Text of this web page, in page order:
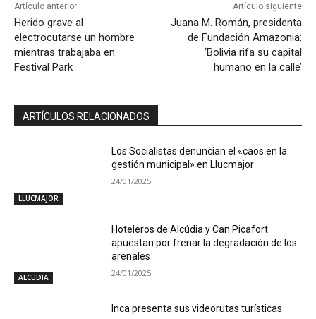
Artículo anterior
Herido grave al
electrocutarse un hombre
mientras trabajaba en
Festival Park
Artículo siguiente
Juana M. Román, presidenta
de Fundación Amazonia:
‘Bolivia rifa su capital
humano en la calle’
ARTÍCULOS RELACIONADOS
LLUCMAJOR
Los Socialistas denuncian el «caos en la
gestión municipal» en Llucmajor
24/01/2025
ALCUDIA
Hoteleros de Alcúdia y Can Picafort
apuestan por frenar la degradación de los
arenales
24/01/2025
Inca presenta sus videorutas turísticas